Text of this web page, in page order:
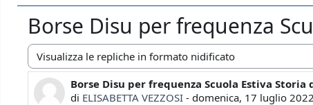
Borse Disu per frequenza
Modalità visualizzazione
Borse Disu per frequenza Scuola Estiva Storia
di ELISABETTA VEZZOSI - domenica, 17 luglio
Numero di risposte: 0